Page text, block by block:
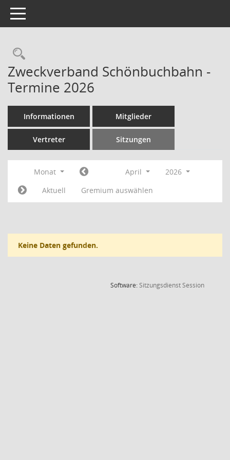
Toggle navigation
Rechercheauswahl
Zweckverband Schönbuchbahn -
Termine 2026
Informationen Mitglieder
Vertreter Sitzungen
Monat April
2026
Aktuell
Gremium auswählen
Keine Daten gefunden.
Software:SitzungsdienstSession(Wird in